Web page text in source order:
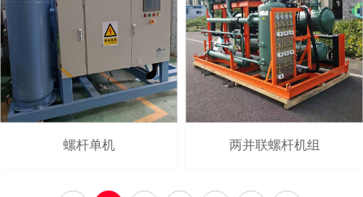
螺杆单机 两并联螺杆机组